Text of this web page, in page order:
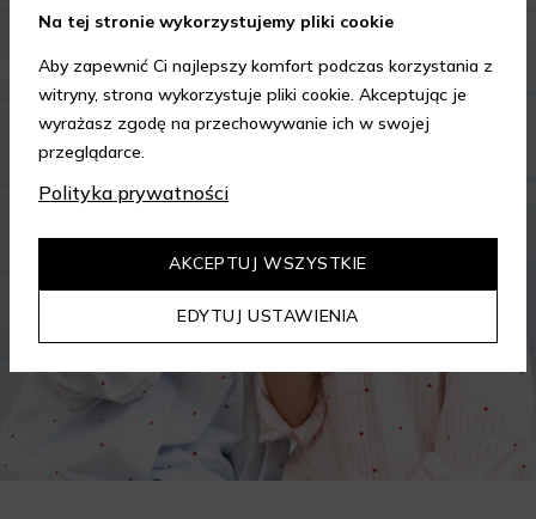
Na tej stronie wykorzystujemy pliki cookie
Aby zapewnić Ci najlepszy komfort podczas korzystania z
witryny, strona wykorzystuje pliki cookie. Akceptując je
wyrażasz zgodę na przechowywanie ich w swojej
przeglądarce.
Polityka prywatności
EDYTUJ USTAWIENIA
AKCEPTUJ WSZYSTKIE